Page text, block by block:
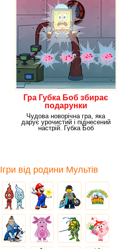
Гра Губка Боб збирає
подарунки
Чудова новорічна гра, яка
дарує урочистий і піднесений
настрій. Губка Боб
Ігри від родини Мультів